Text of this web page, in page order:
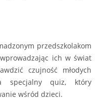
przedszkolakom
ich w świat
czujność młodych
specjalny quiz, który
wśród dzieci.